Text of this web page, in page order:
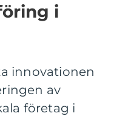
i
innovationen
av
företag i